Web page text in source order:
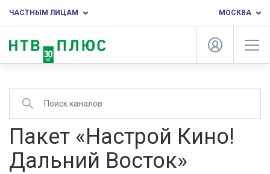
ЧАСТНЫМ ЛИЦАМ МОСКВА
Пакет «Настрой Кино!
Дальний Восток»